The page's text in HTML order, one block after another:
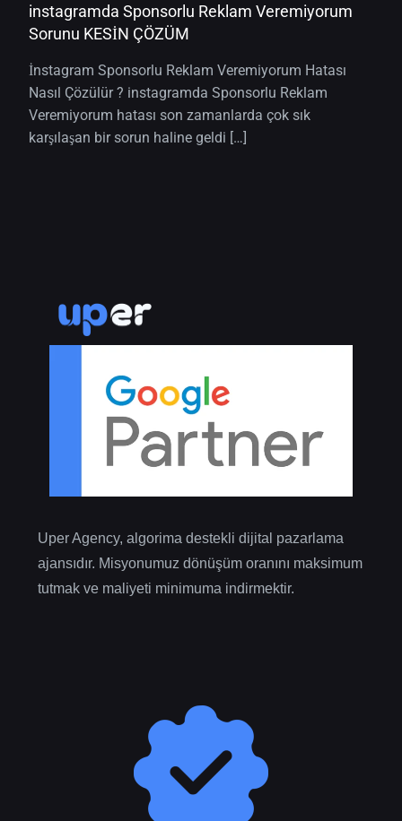
instagramda Sponsorlu Reklam Veremiyorum
Sorunu KESİN ÇÖZÜM
İnstagram Sponsorlu Reklam Veremiyorum Hatası
Nasıl Çözülür ? instagramda Sponsorlu Reklam
Veremiyorum hatası son zamanlarda çok sık
karşılaşan bir sorun haline geldi […]
Uper Agency, algorima destekli dijital pazarlama
ajansıdır. Misyonumuz dönüşüm oranını maksimum
tutmak ve maliyeti minimuma indirmektir.